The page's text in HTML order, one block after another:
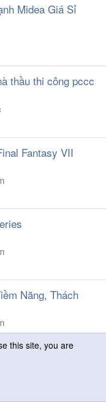
Midea Giá Sỉ
thầu thi công pccc
Fantasy VII
Năng, Thách
this site, you are